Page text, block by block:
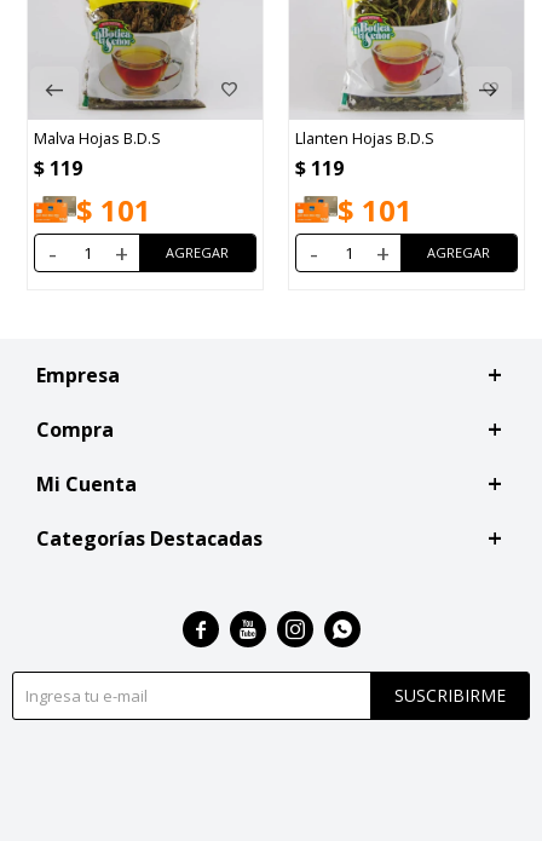
Malva Hojas B.D.S
$ 119
$ 101
- +
Llanten Hojas B.D.S
$ 119
$ 101
- +
Empresa
Compra
Mi Cuenta
Categorías Destacadas
SUSCRIBIRME
   